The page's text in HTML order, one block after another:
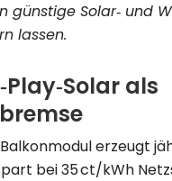
günstige Solar‑ und
lassen.
als
erzeugt
bei 35 ct/kWh